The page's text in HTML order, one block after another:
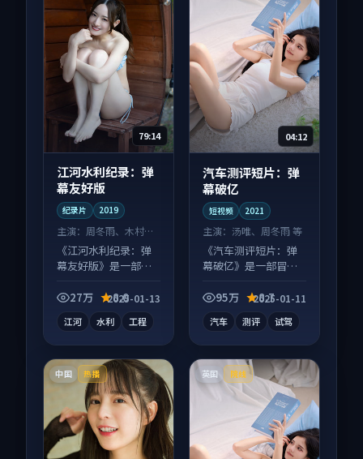
79:14
江河水利纪录：弹
幕友好版
纪录片 2019
主演： 周冬雨、木村拓
哉 等
《江河水利纪录：弹
幕友好版》是一部冒
人物成长为内核，情
27万 8.0
2025-01-13
江河 水利 工程
04:12
汽车测评短片：弹
幕破亿
短视频 2021
主演： 汤唯、周冬雨 等
《汽车测评短片：弹
幕破亿》是一部冒险
物成长为内核，情感
95万 8.7
2025-01-11
汽车 测评 试驾
中国 热播 英国 院线